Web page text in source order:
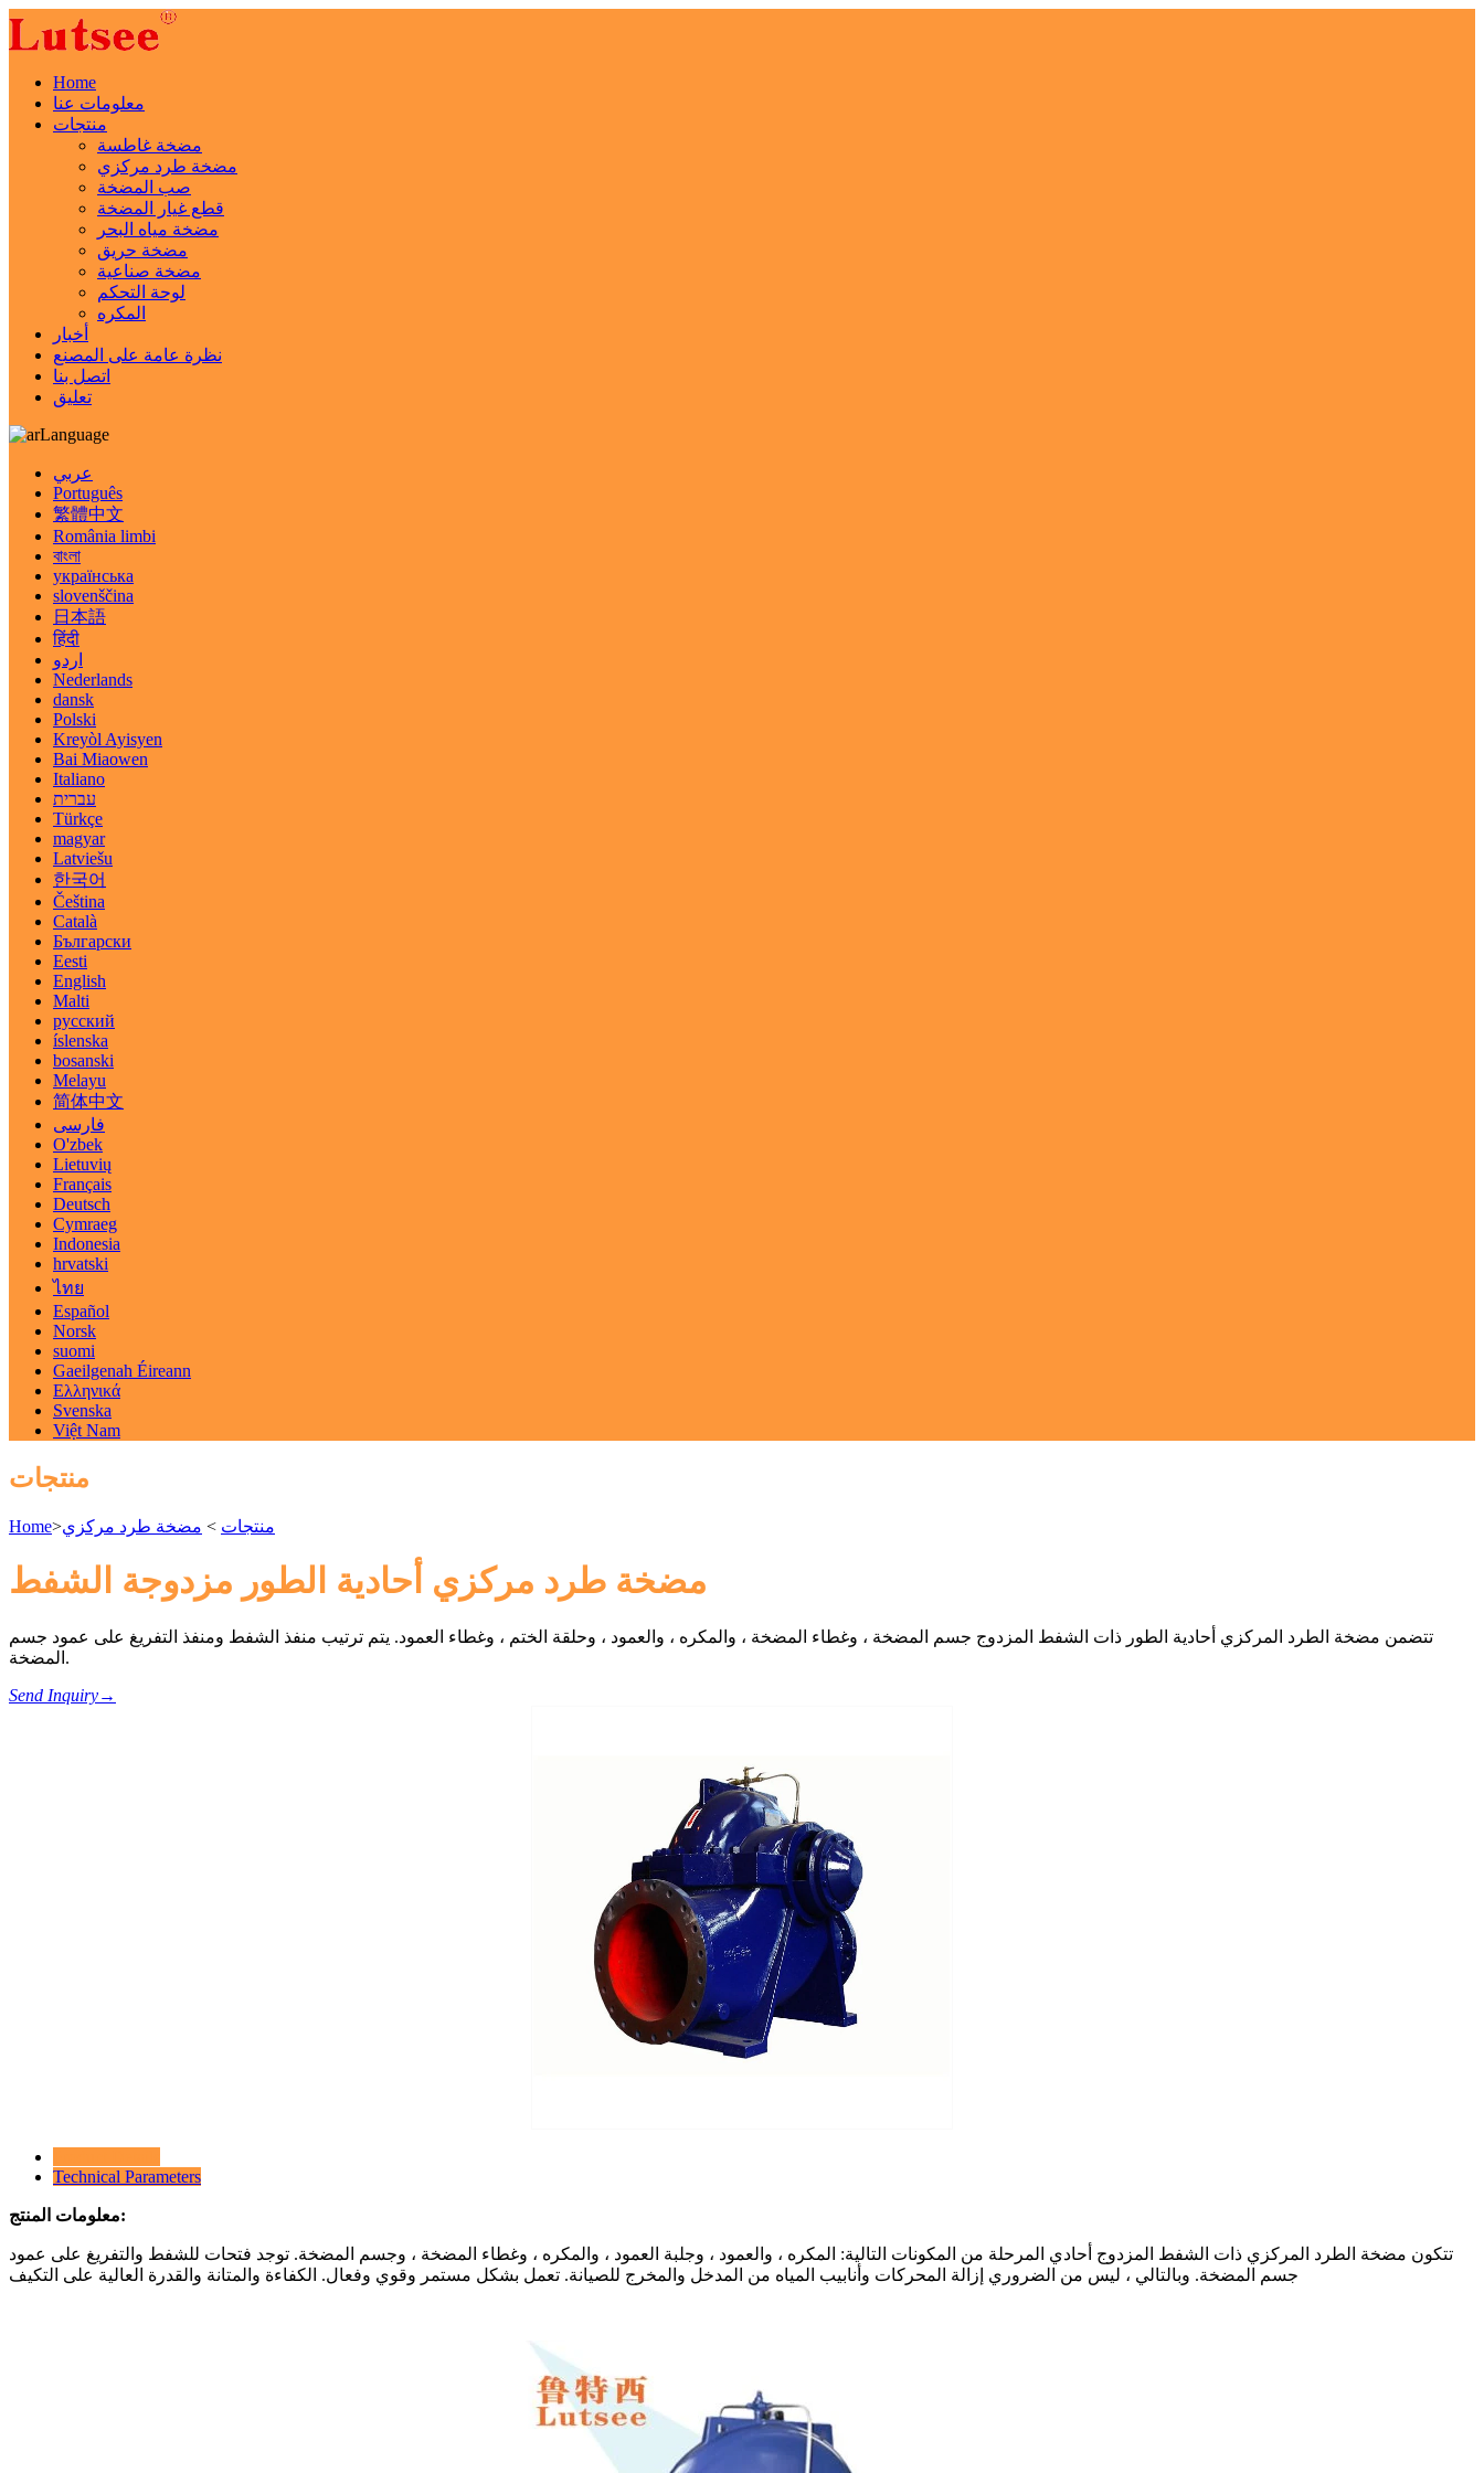
Home
معلومات عنا
منتجات
مضخة غاطسة
مضخة طرد مركزي
صب المضخة
قطع غيار المضخة
مضخة مياه البحر
مضخة حريق
مضخة صناعية
لوحة التحكم
المكره
أخبار
نظرة عامة على المصنع
اتصل بنا
تعليق
Language
عربي
Português
繁體中文
România limbi
বাংলা
українська
slovenščina
日本語
हिंदी
اردو
Nederlands
dansk
Polski
Kreyòl Ayisyen
Bai Miaowen
Italiano
עברית
Türkçe
magyar
Latviešu
한국어
Čeština
Català
Български
Eesti
English
Malti
русский
íslenska
bosanski
Melayu
简体中文
فارسی
O'zbek
Lietuvių
Français
Deutsch
Cymraeg
Indonesia
hrvatski
ไทย
Español
Norsk
suomi
Gaeilgenah Éireann
Ελληνικά
Svenska
Việt Nam
منتجات
Home> منتجات > مضخة طرد مركزي
مضخة طرد مركزي أحادية الطور مزدوجة الشفط
تتضمن مضخة الطرد المركزي أحادية الطور ذات الشفط المزدوج جسم المضخة ، وغطاء المضخة ، والمكره ، والعمود ، وحلقة الختم ، وغطاء العمود. يتم ترتيب منفذ الشفط ومنفذ التفريغ على عمود جسم
المضخة.
Send Inquiry→
Technical Parameters
معلومات المنتج:
تتكون مضخة الطرد المركزي ذات الشفط المزدوج أحادي المرحلة من المكونات التالية: المكره ، والعمود ، وجلبة العمود ، والمكره ، وغطاء المضخة ، وجسم المضخة. توجد فتحات للشفط والتفريغ على عمود
جسم المضخة. وبالتالي ، ليس من الضروري إزالة المحركات وأنابيب المياه من المدخل والمخرج للصيانة. تعمل بشكل مستمر وقوي وفعال. الكفاءة والمتانة والقدرة العالية على التكيف